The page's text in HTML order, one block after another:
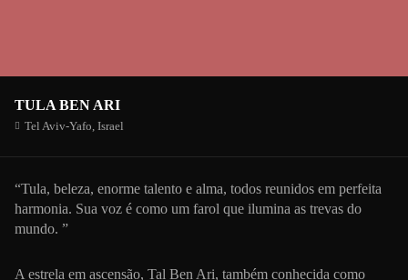
TULA BEN ARI
Tel Aviv-Yafo, Israel
“Tula, beleza, enorme talento e alma, todos reunidos em perfeita
harmonia. Sua voz é como um farol que ilumina as trevas do
mundo. ”
A estrela em ascensão, Tal Ben Ari, também conhecida como